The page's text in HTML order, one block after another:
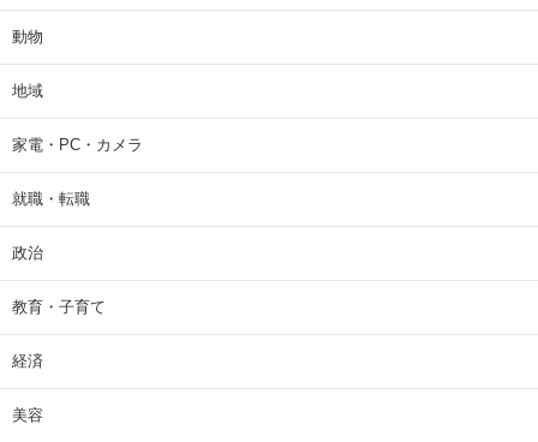
動物
地域
家電・PC・カメラ
就職・転職
政治
教育・子育て
経済
美容